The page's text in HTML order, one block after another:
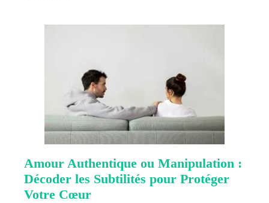
Amour Authentique ou Manipulation :
Décoder les Subtilités pour Protéger
Votre Cœur